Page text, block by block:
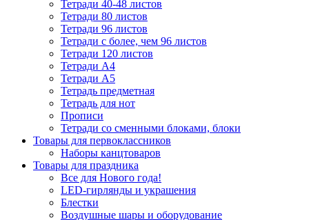
Тетради 40-48 листов
Тетради 80 листов
Тетради 96 листов
Тетради с более, чем 96 листов
Тетради 120 листов
Тетради А4
Тетради А5
Тетрадь предметная
Тетрадь для нот
Прописи
Тетради со сменными блоками, блоки
Товары для первоклассников
Наборы канцтоваров
Товары для праздника
Все для Нового года!
LED-гирлянды и украшения
Блестки
Воздушные шары и оборудование